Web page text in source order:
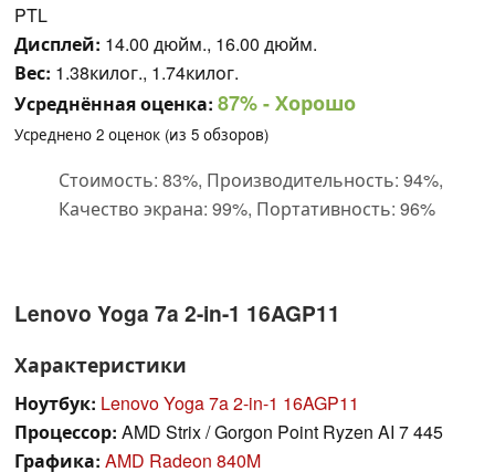
PTL
Дисплей: 14.00 дюйм., 16.00 дюйм.
Вес: 1.38килог., 1.74килог.
Усреднённая оценка: 87%- Хорошо
Усреднено 2 оценок (из 5 обзоров)
Стоимость: 83%, Производительность: 94%,
Качество экрана: 99%, Портативность: 96%
Lenovo Yoga 7a 2-in-1 16AGP11
Характеристики
Ноутбук: Lenovo Yoga 7a 2-in-1 16AGP11
Процессор: AMD Strix / Gorgon Point Ryzen AI 7 445
Графика: AMD Radeon 840M